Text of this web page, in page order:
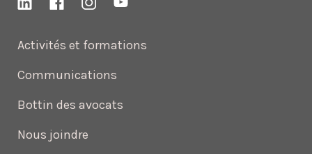
Activités et formations
Communications
Bottin des avocats
Nous joindre